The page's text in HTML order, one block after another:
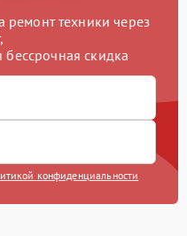
техники через
бессрочная скидка
конфиденциальности